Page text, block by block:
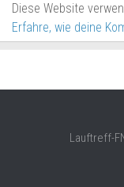
Diese Website
Erfahre, wie deine
Lauftreff-